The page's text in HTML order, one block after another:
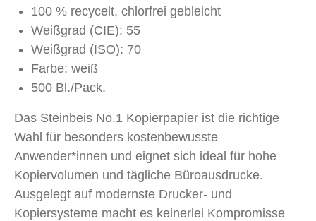
100 % recycelt, chlorfrei gebleicht
Weißgrad (CIE): 55
Weißgrad (ISO): 70
Farbe: weiß
500 Bl./Pack.
Das Steinbeis No.1 Kopierpapier ist die richtige
Wahl für besonders kostenbewusste
Anwender*innen und eignet sich ideal für hohe
Kopiervolumen und tägliche Büroausdrucke.
Ausgelegt auf modernste Drucker- und
Kopiersysteme macht es keinerlei Kompromisse